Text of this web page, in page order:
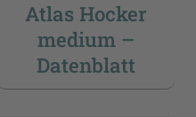
Atlas Hocker
medium –
Datenblatt